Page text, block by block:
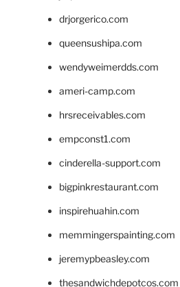
drjorgerico.com
queensushipa.com
wendyweimerdds.com
ameri-camp.com
hrsreceivables.com
empconst1.com
cinderella-support.com
bigpinkrestaurant.com
inspirehuahin.com
memmingerspainting.com
jeremypbeasley.com
thesandwichdepotcos.com